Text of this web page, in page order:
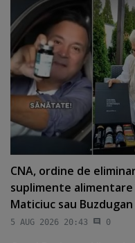
CNA, ordine de
suplimente alimentare
Maticiuc sau Buzdugan
5 AUG 2026 20:43 0